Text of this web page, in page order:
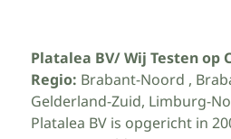
Platalea BV/ Wij Testen op
Regio: Brabant-Noord ,
Gelderland-Zuid, Limburg-
Platalea BV is opgericht in